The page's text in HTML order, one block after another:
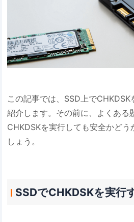
この記事では、SSD上でCHKDSK
紹介します。その前に、よくある
CHKDSKを実行しても安全かどう
しょう。
SSDでCHKDSKを実行